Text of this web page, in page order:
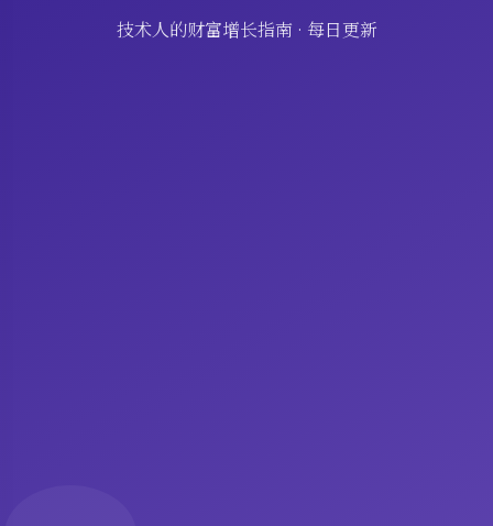
技术人的财富增长指南 · 每日更新